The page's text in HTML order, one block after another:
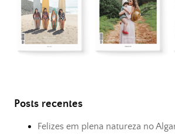
Posts recentes
Felizes em plena natureza no